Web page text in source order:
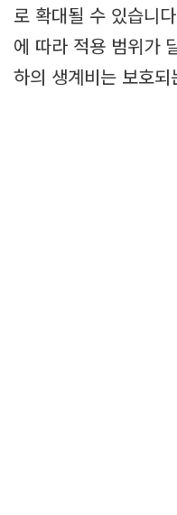
로 확대될 수 있습니
에 따라 적용 범위가
하의 생계비는 보호